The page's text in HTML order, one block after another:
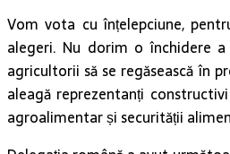
Vom vota cu înțelepciune,
alegeri. Nu dorim o închidere
agricultorii să se regăsească în
aleagă reprezentanți
agroalimentar și securității